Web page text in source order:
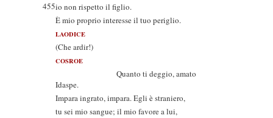
455io non rispetto il figlio.
È mio proprio interesse il tuo periglio.
LAODICE
(Che ardir!)
COSROE
Quanto ti deggio, amato
Idaspe.
Impara ingrato, impara. Egli è straniero,
tu sei mio sangue; il mio favore a lui,